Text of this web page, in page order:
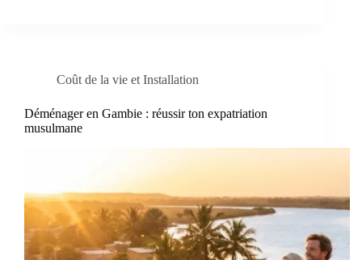
Coût de la vie et Installation
Déménager en Gambie : réussir ton expatriation
musulmane